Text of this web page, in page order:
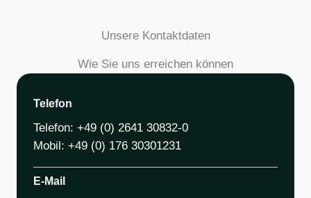
Unsere Kontaktdaten
Wie Sie uns erreichen können
Telefon
Telefon: +49 (0) 2641 30832-0
Mobil: +49 (0) 176 30301231
E-Mail